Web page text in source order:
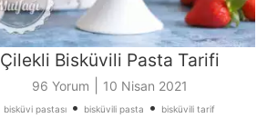
Çilekli Bisküvili Pasta Tarifi
96 Yorum 10 Nisan 2021
bisküvi pastası • bisküvili pasta • bisküvili tarif